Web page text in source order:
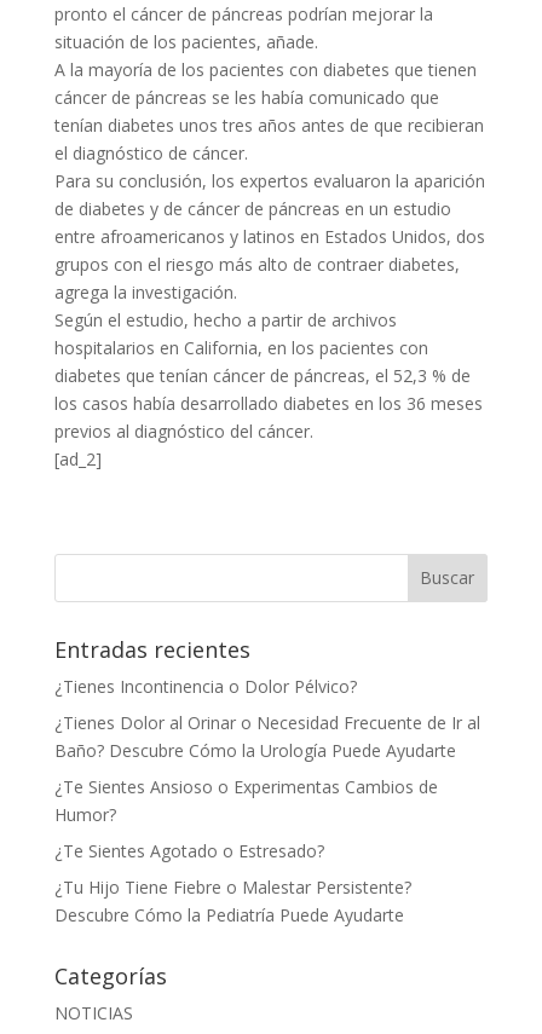
pronto el cáncer de páncreas podrían mejorar la
situación de los pacientes, añade.
A la mayoría de los pacientes con diabetes que tienen
cáncer de páncreas se les había comunicado que
tenían diabetes unos tres años antes de que recibieran
el diagnóstico de cáncer.
Para su conclusión, los expertos evaluaron la aparición
de diabetes y de cáncer de páncreas en un estudio
entre afroamericanos y latinos en Estados Unidos, dos
grupos con el riesgo más alto de contraer diabetes,
agrega la investigación.
Según el estudio, hecho a partir de archivos
hospitalarios en California, en los pacientes con
diabetes que tenían cáncer de páncreas, el 52,3 % de
los casos había desarrollado diabetes en los 36 meses
previos al diagnóstico del cáncer.
[ad_2]
Entradas recientes
¿Tienes Incontinencia o Dolor Pélvico?
¿Tienes Dolor al Orinar o Necesidad Frecuente de Ir al
Baño? Descubre Cómo la Urología Puede Ayudarte
¿Te Sientes Ansioso o Experimentas Cambios de
Humor?
¿Te Sientes Agotado o Estresado?
¿Tu Hijo Tiene Fiebre o Malestar Persistente?
Descubre Cómo la Pediatría Puede Ayudarte
Categorías
NOTICIAS